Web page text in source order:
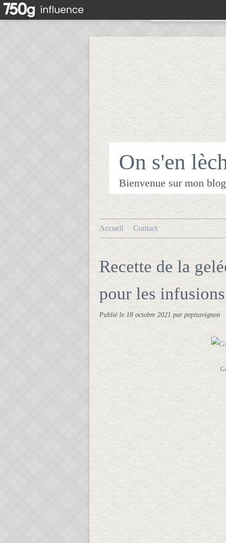
On s'en
Accueil Contact
Recette de la
pour les
Publié le 18 octobre 2021 par pepitavignon